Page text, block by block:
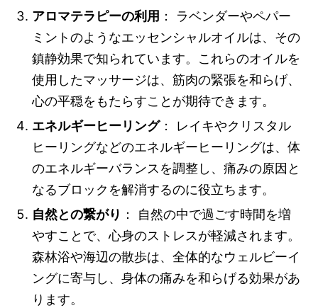
アロマテラピーの利用 ： ラベンダーやペパー
ミントのようなエッセンシャルオイルは、その
鎮静効果で知られています。これらのオイルを
使用したマッサージは、筋肉の緊張を和らげ、
心の平穏をもたらすことが期待できます。
エネルギーヒーリング： レイキやクリスタル
ヒーリングなどのエネルギーヒーリングは、体
のエネルギーバランスを調整し、痛みの原因と
なるブロックを解消するのに役立ちます。
自然との繋がり ： 自然の中で過ごす時間を増
やすことで、心身のストレスが軽減されます。
森林浴や海辺の散歩は、全体的なウェルビーイ
ングに寄与し、身体の痛みを和らげる効果があ
ります。